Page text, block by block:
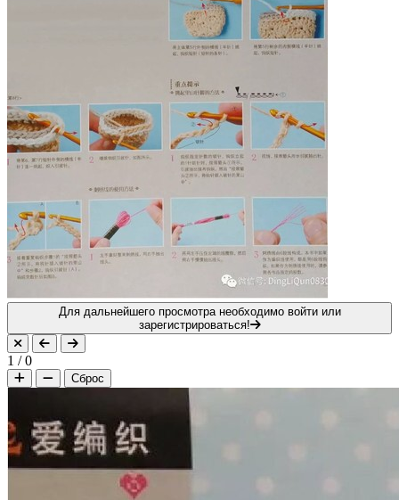
Для дальнейшего просмотра необходимо войти или
зарегистрироваться!
1 /0
Сброс